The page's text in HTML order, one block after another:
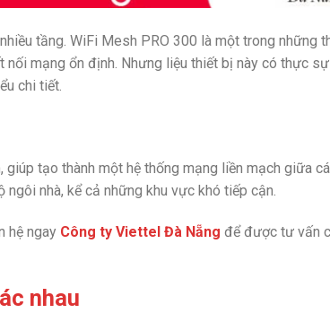
tầng. WiFi Mesh PRO 300 là một trong những
mạng ổn định. Nhưng liệu thiết bị này có thực sự
chi tiết.
tạo thành một hệ thống mạng liền mạch giữa
nhà, kể cả những khu vực khó tiếp cận.
hệ ngay Công ty Viettel Đà Nẵng để được tư vấn
nhau